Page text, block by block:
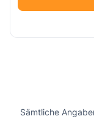
Sämtliche